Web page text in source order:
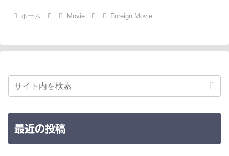
ホーム Movie Foreign Movie
最近の投稿